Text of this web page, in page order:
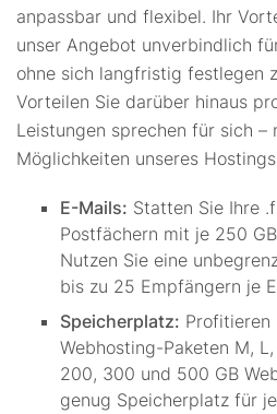
anpassbar und flexibel. Ihr
unser Angebot unverbindlich
ohne sich langfristig festlegen
Vorteilen Sie darüber hinaus
Leistungen sprechen für sich –
Möglichkeiten unseres
E-Mails: Statten Sie Ihre
Postfächern mit je 250
Nutzen Sie eine
bis zu 25 Empfängern je
Speicherplatz: Profitieren
Webhosting-Paketen M,
200, 300 und 500 GB
genug Speicherplatz für